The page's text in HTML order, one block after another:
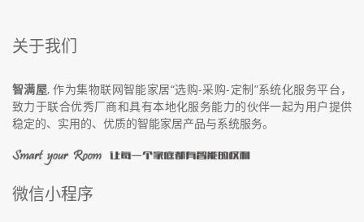
关于我们
智满屋, 作为集物联网智能家居“选购-采购-定制”系统化服务平台，
致力于联合优秀厂商和具有本地化服务能力的伙伴一起为用户提供
稳定的、实用的、优质的智能家居产品与系统服务。
微信小程序